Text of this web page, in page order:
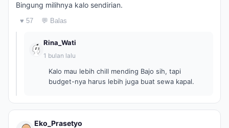
Bingung milihnya kalo sendirian.
♥ 57 💬 Balas
Rina_Wati
1 bulan lalu
Kalo mau lebih chill mending Bajo sih, tapi
budget-nya harus lebih juga buat sewa kapal.
Eko_Prasetyo